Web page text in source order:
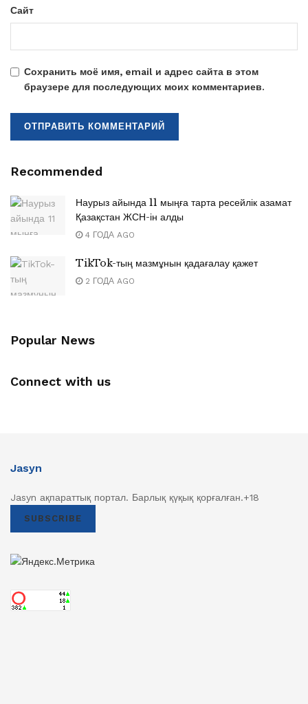
Сайт
Сохранить моё имя, email и адрес сайта в этом
браузере для последующих моих комментариев.
Recommended
Наурыз айында 11 мыңға тарта ресейлік азамат
Қазақстан ЖСН-ін алды
4 ГОДА AGO
TikTok-тың мазмұнын қадағалау қажет
2 ГОДА AGO
Popular News
Connect with us
Jasyn
Jasyn ақпараттық портал. Барлық қүқық қорғалған.+18
SUBSCRIBE